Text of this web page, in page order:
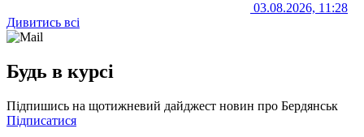
03.08.2026, 11:28
Дивитись всі
Будь в курсі
Підпишись на щотижневий дайджест новин про Бердянськ
Підписатися